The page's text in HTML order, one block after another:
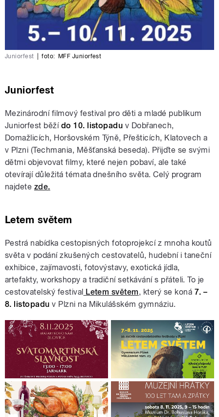
Juniorfest foto: MFF Juniorfest
Juniorfest
Mezinárodní filmový festival pro děti a mladé publikum
Juniorfest běží do 10. listopadu v Dobřanech,
Domažlicích, Horšovském Týně, Přešticích, Klatovech a
v Plzni (Techmania, Měšťanská beseda). Přijďte se svými
dětmi objevovat filmy, které nejen pobaví, ale také
otevírají důležitá témata dnešního světa. Celý program
najdete zde.
Letem světem
Pestrá nabídka cestopisných fotoprojekcí z mnoha koutů
světa v podání zkušených cestovatelů, hudební i taneční
exhibice, zajímavosti, fotovýstavy, exotická jídla,
artefakty, workshopy a tradiční setkávání s přáteli. To je
cestovatelský festival Letem světem, který se koná 7. –
8. listopadu v Plzni na Mikulášském gymnáziu.